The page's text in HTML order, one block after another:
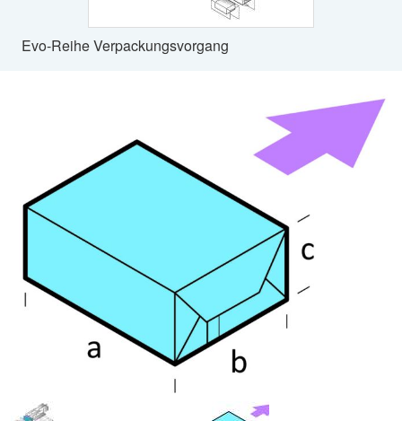
Evo-Reihe Verpackungsvorgang